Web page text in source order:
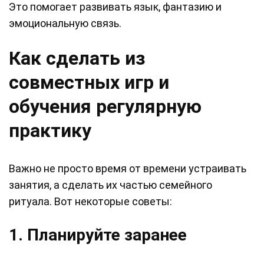
Это помогает развивать язык, фантазию и
эмоциональную связь.
Как сделать из
совместных игр и
обучения регулярную
практику
Важно не просто время от времени устраивать
занятия, а сделать их частью семейного
ритуала. Вот некоторые советы:
1. Планируйте заранее